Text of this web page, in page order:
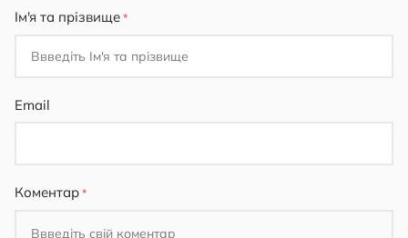
Ім'я та прізвище
Email
Коментар